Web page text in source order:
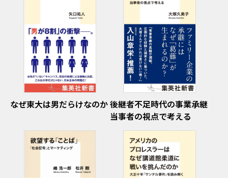
なぜ東大は男だらけなのか後継者不足時代の事業承継
当事者の視点で考える